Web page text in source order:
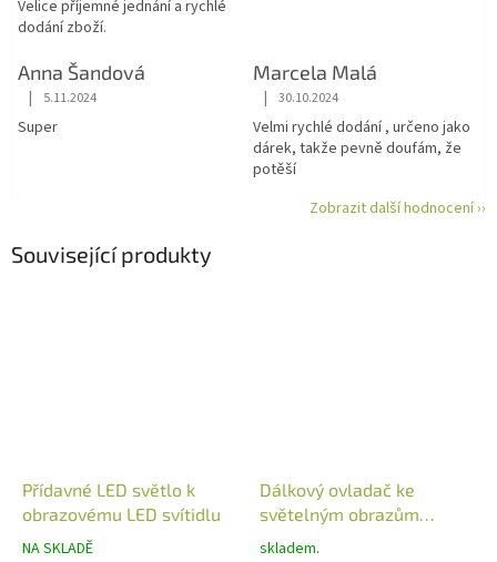
Velice příjemné jednání a rychlé
dodání zboží.
Anna Šandová
Hodnocení obchodu je 5 z 5 hvězdiček.
| 5.11.2024
Super
Marcela Malá
Hodnocení obchodu je 5 z 5
| 30.10.2024
Velmi rychlé dodání , určeno jako
dárek, takže pevně doufám, že
potěší
Zobrazit další hodnocení ››
Související produkty
Přídavné LED světlo k
obrazovému LED svítidlu
NA SKLADĚ
Dálkový ovladač ke
světelným obrazům
nástěnný
skladem.